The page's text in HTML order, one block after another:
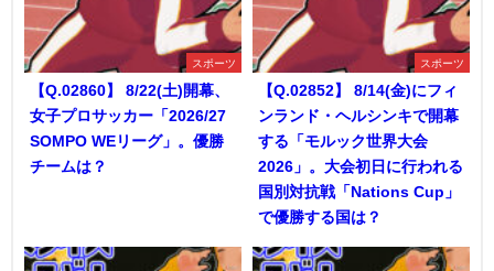
スポーツ
【Q.02860】 8/22(土)開幕、
女子プロサッカー「2026/27
SOMPO WEリーグ」。優勝
チームは？
スポーツ
【Q.02852】 8/14(金)にフィ
ンランド・ヘルシンキで開幕
する「モルック世界大会
2026」。大会初日に行われる
国別対抗戦「Nations Cup」
で優勝する国は？